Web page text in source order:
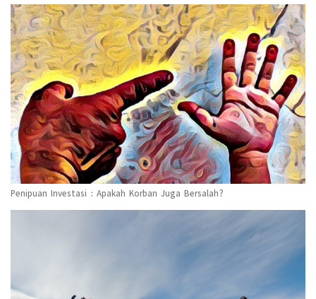
Penipuan Investasi : Apakah Korban Juga Bersalah?